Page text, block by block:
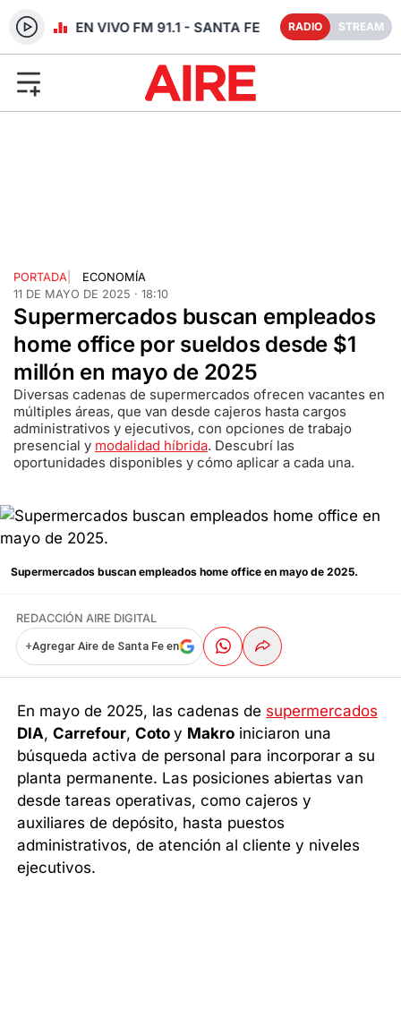
RADIO EN VIVO FM 91.1 - SANTA FE RADIO STREAM
PORTADA
ECONOMÍA
11 DE MAYO DE 2025 · 18:10
Supermercados buscan empleados
home office por sueldos desde $1
millón en mayo de 2025
Diversas cadenas de supermercados ofrecen vacantes en
múltiples áreas, que van desde cajeros hasta cargos
administrativos y ejecutivos, con opciones de trabajo
presencial y modalidad híbrida. Descubrí las
oportunidades disponibles y cómo aplicar a cada una.
Supermercados buscan empleados home office en mayo de 2025.
REDACCIÓN AIRE DIGITAL
+Agregar Aire de Santa Fe en
En mayo de 2025, las cadenas de supermercados
DIA,Carrefour,Cotoy Makro iniciaron una
búsqueda activa de personal para incorporar a su
planta permanente. Las posiciones abiertas van
desde tareas operativas, como cajeros y
auxiliares de depósito, hasta puestos
administrativos, de atención al cliente y niveles
ejecutivos.